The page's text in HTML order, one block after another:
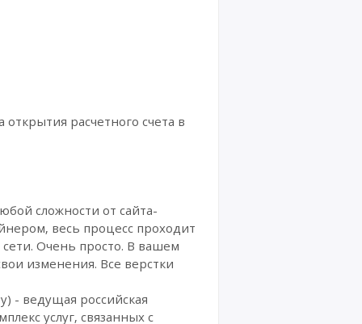
расчетного счета в
сложности от сайта-
весь процесс проходит
Очень просто. В вашем
изменения. Все верстки
- ведущая российская
услуг, связанных с